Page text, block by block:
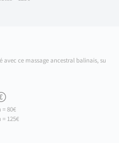
avec ce massage ancestral balinais,
80€
125€